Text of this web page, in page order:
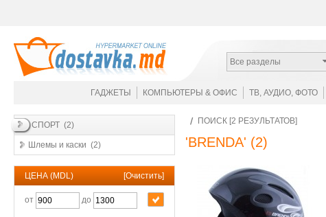
Все разделы
ГАДЖЕТЫ КОМПЬЮТЕРЫ & ОФИС ТВ, АУДИО, ФОТО
СПОРТ (2)
Шлемы и каски (2)
ЦЕНА (MDL) [Очистить]
от до
ПОИСК [2 РЕЗУЛЬТАТОВ]
'BRENDA' (2)